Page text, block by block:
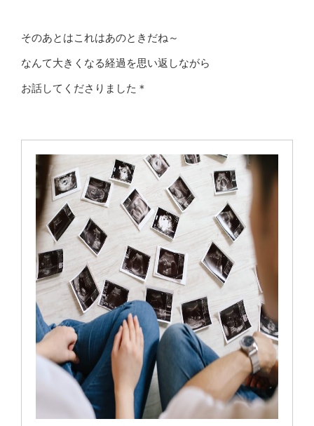
そのあとはこれはあのときだね～
なんて大きくなる経過を思い返しながら
お話してくださりました＊